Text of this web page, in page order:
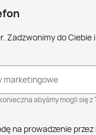
Zadzwonimy do Ciebie
marketingowe
abyśmy mogli się
na prowadzenie przez